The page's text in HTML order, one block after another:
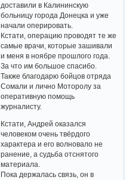
доставили в Калининскую
больницу города Донецка и уже
начали оперировать.
Кстати, операцию проводят те же
самые врачи, которые зашивали
и меня в ноябре прошлого года.
За что им большое спасибо.
Также благодарю бойцов отряда
Сомали и лично Моторолу за
оперативную помощь
журналисту.
Кстати, Андрей оказался
человеком очень твёрдого
характера и его волновало не
ранение, а судьба отснятого
материала.
Пока держалась связь, он в